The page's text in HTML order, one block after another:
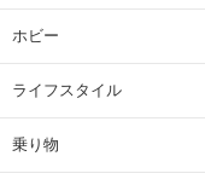
ホビー
ライフスタイル
乗り物